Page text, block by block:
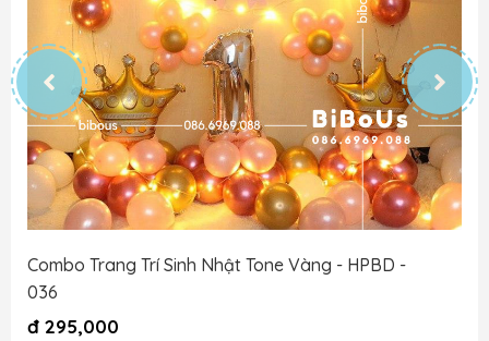
Combo Trang Trí Sinh Nhật Tone Vàng - HPBD -
036
đ 295,000